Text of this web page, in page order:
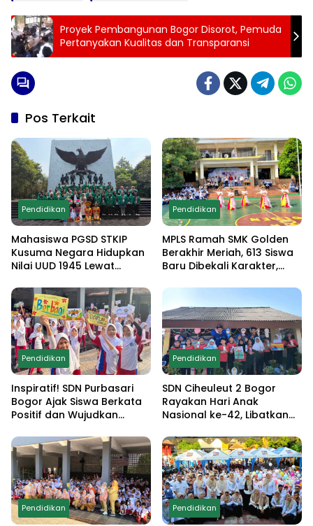
Proyek Pembangunan Bogor Disorot, Pemuda
Pertanyakan Kualitas dan Transparansi
Pos Terkait
Pendidikan
Mahasiswa PGSD STKIP
Kusuma Negara Hidupkan
Nilai UUD 1945 Lewat
Monumen Pancasila Sakti
Pendidikan
MPLS Ramah SMK Golden
Berakhir Meriah, 613 Siswa
Baru Dibekali Karakter,
hingga Demo
Ekstrakurikuler
Pendidikan
Inspiratif! SDN Purbasari
Bogor Ajak Siswa Berkata
Positif dan Wujudkan
Pendidikan
SDN Ciheuleut 2 Bogor
Rayakan Hari Anak
Nasional ke-42, Libatkan
Lomba Edukatif untuk
Cetak Generasi
Berprestasi
Pendidikan Pendidikan